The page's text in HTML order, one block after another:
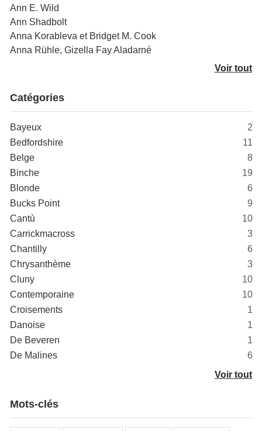
Ann E. Wild
Ann Shadbolt
Anna Korableva et Bridget M. Cook
Anna Rühle, Gizella Fay Aladarné
Voir tout
Catégories
Bayeux
2
Bedfordshire
11
Belge
8
Binche
19
Blonde
6
Bucks Point
9
Cantù
10
Carrickmacross
3
Chantilly
6
Chrysanthème
3
Cluny
10
Contemporaine
10
Croisements
1
Danoise
1
De Beveren
1
De Malines
6
Voir tout
Mots-clés